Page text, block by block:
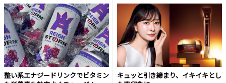
整い系エナジードリンクでビタミン
キュッと引き締まり、イキイキとし